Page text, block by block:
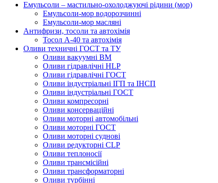
Емульсоли – мастильно-охолоджуючі рідини (мор)
Емульсоли-мор водорозчинні
Емульсоли-мор масляні
Антифризи, тосоли та автохімія
Тосол А-40 та автохімія
Оливи техничні ГОСТ та ТУ
Оливи вакуумні ВМ
Оливи гідравлічні HLP
Оливи гідравлічні ГОСТ
Оливи індустріальні ІГП та ІНСП
Оливи індустріальні ГОСТ
Оливи компресорні
Оливи консерваційні
Оливи моторні автомобільні
Оливи моторні ГОСТ
Оливи моторні суднові
Оливи редукторні CLP
Оливи теплоносії
Оливи трансмісійні
Оливи трансформаторні
Оливи турбінні